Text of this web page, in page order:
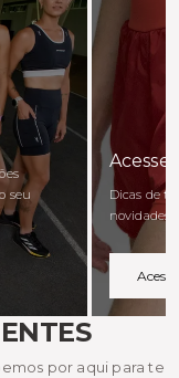
seu
Acesse
Dicas de
novidades
por aqui para te